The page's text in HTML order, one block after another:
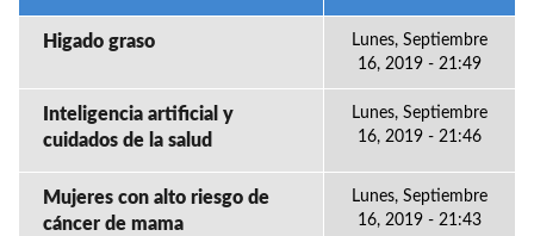
Higado graso
Lunes, Septiembre
16, 2019 - 21:49
Inteligencia artificial y
cuidados de la salud
Lunes, Septiembre
16, 2019 - 21:46
Mujeres con alto riesgo de
cáncer de mama
Lunes, Septiembre
16, 2019 - 21:43